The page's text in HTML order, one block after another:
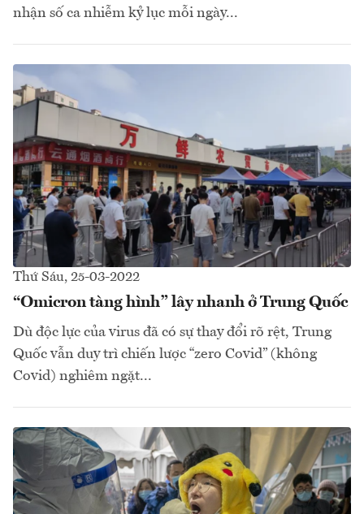
nhận số ca nhiễm kỷ lục mỗi ngày...
Thứ Sáu, 25-03-2022
“Omicron tàng hình” lây nhanh ở Trung Quốc
Dù độc lực của virus đã có sự thay đổi rõ rệt, Trung
Quốc vẫn duy trì chiến lược “zero Covid” (không
Covid) nghiêm ngặt...